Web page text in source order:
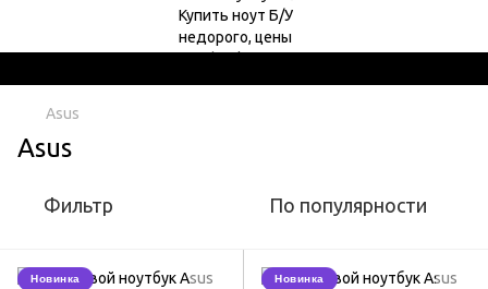
Asus
Asus
Фильтр По популярности
Новинка Новинка